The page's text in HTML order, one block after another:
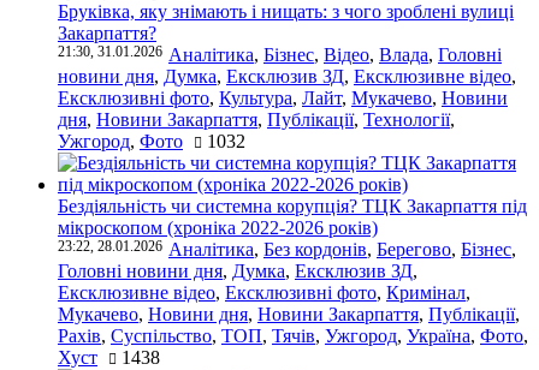
Бруківка, яку знімають і нищать: з чого зроблені вулиці
Закарпаття?
21:30, 31.01.2026 Аналітика, Бізнес, Відео, Влада, Головні
новини дня, Думка, Ексклюзив ЗД, Ексклюзивне відео,
Ексклюзивні фото, Культура, Лайт, Мукачево, Новини
дня, Новини Закарпаття, Публікації, Технології,
Ужгород, Фото 1032
Бездіяльність чи системна корупція? ТЦК Закарпаття під
мікроскопом (хроніка 2022-2026 років)
23:22, 28.01.2026 Аналітика, Без кордонів, Берегово, Бізнес,
Головні новини дня, Думка, Ексклюзив ЗД,
Ексклюзивне відео, Ексклюзивні фото, Кримінал,
Мукачево, Новини дня, Новини Закарпаття, Публікації,
Рахів, Суспільство, ТОП, Тячів, Ужгород, Україна, Фото,
Хуст
1438